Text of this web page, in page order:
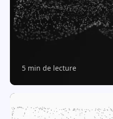
5 min de lecture
18 juin 2026